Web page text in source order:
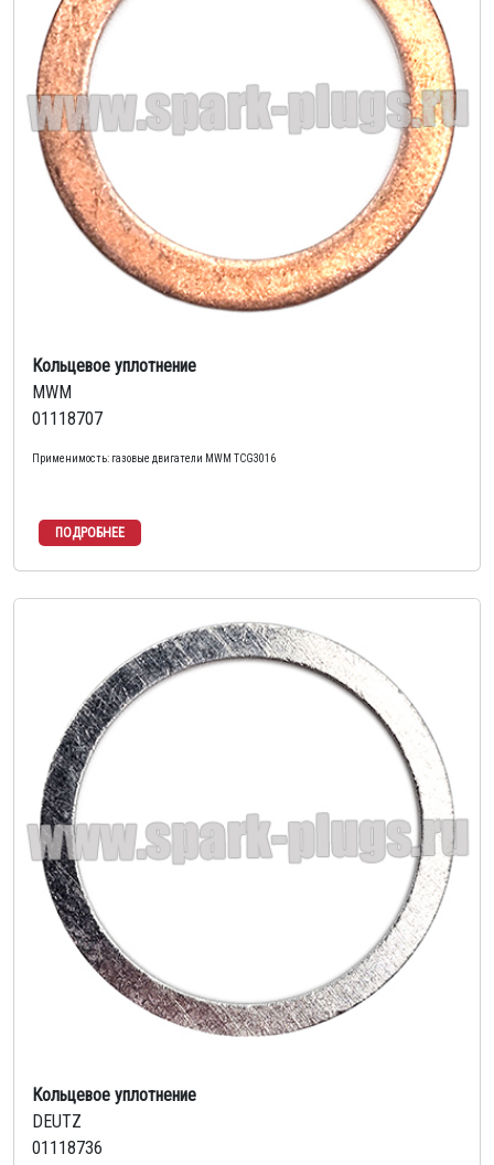
Кольцевое уплотнение
MWM
01118707
Применимость: газовые двигатели MWM TCG3016
Кольцевое уплотнение
DEUTZ
01118736